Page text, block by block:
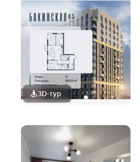
3D-тур +5